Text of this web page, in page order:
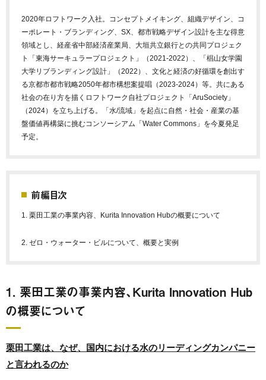
2020年ロフトワーク入社。コンセプトメイキング、組織デザイン、コ
ーポレート・ブランディング、SX、都市戦略デザイン設計を主な得意
領域とし、経産省中部経済産業局、大垣共立銀行との共同プロジェク
ト「東海サーキュラープロジェクト」（2021-2022）、「椙山女学園
大学リブランディング設計」（2022）、文化と経済の好循環を創出す
る京都市都市戦略2050年都市構想案提唱（2023-2024）等。共にある
社会の在り方を描くロフトワーク自社プロジェクト「AruSociety」
（2024）を立ち上げる。「水/流域」を起点に自然・社会・産業の基
盤価値再構築に挑むコンソーシアム「Water Commons」を今夏発足
予定。
前編目次
1. 栗田工業の事業内容、Kurita Innovation Hubの概要について
2. ゼロ・ウォーター・ビルについて、概要と実例
1. 栗田工業の事業内容、Kurita Innovation Hub
の概要について
栗田工業は、なぜ、 国内における水のリーディングカンパニー
と言われるのか